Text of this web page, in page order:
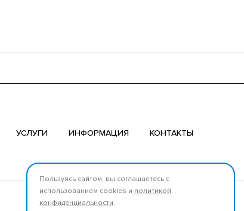
УСЛУГИ ИНФОРМАЦИЯ КОНТАКТЫ
Мы в соцсетях:
Пользуясь сайтом, вы соглашаетесь с
использованием cookies и политикой
конфиденциальности.